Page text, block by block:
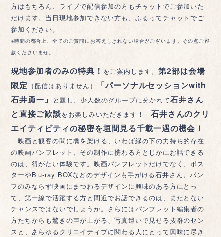
方はもちろん、ライブで配信参加の方もチャットでご参加いた
だけます。当日現地参加できない方も、ふるってチャットでご
参加ください。
※時間の都合上、全てのご質問にお答えしきれない場合がございます。その点ご容
赦くださいませ。
現地参加者のみの特典！ をご案内します。第2部は会場
限定 （配信はありません）
「パーソナルセッションwith
石井勇一」
と題し、少人数のグループに分かれて石井さん
と直接ご歓談をお楽しみいただきます！石井さんのクリ
エイティビティの秘密を垣間見る千載一遇の機会！
映画と観客の間に橋を架ける、いわば縁の下の力持ち的存在
の映画パンフレット。その制作に携わる方とじかにお話できる
のは、得がたい体験です。映画パンフレットだけでなく、ポス
ターやBlu-ray BOXなどのデザインも手がける石井さん。パン
フのみならず映画にまつわるデザインに興味のある方にとっ
て、第一線で活躍する方と間近でお話できるのは、またとない
チャンスではないでしょうか。さらにはパンフレット編集者の
方たちからも驚きの声が上がる、写真遣いで見せる抜群のセン
スと、あらゆるクリエイティブに関わる人にとって興味に尽き